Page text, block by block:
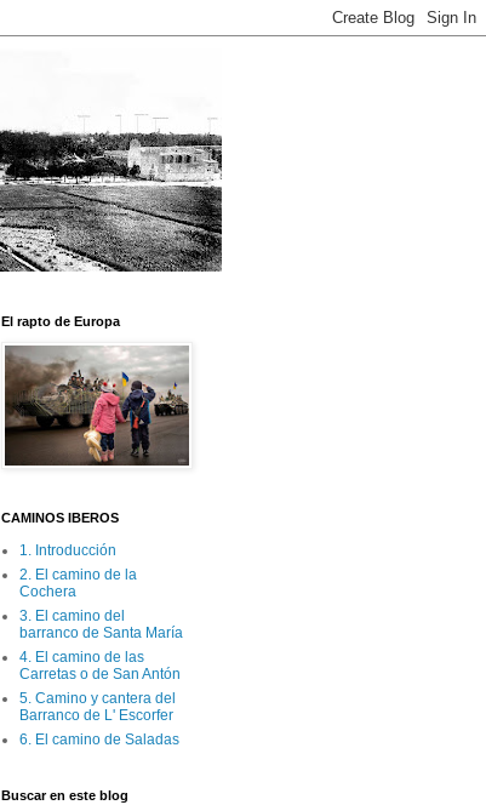
El rapto de Europa
CAMINOS IBEROS
1. Introducción
2. El camino de la
Cochera
3. El camino del
barranco de Santa María
4. El camino de las
Carretas o de San Antón
5. Camino y cantera del
Barranco de L' Escorfer
6. El camino de Saladas
Buscar en este blog